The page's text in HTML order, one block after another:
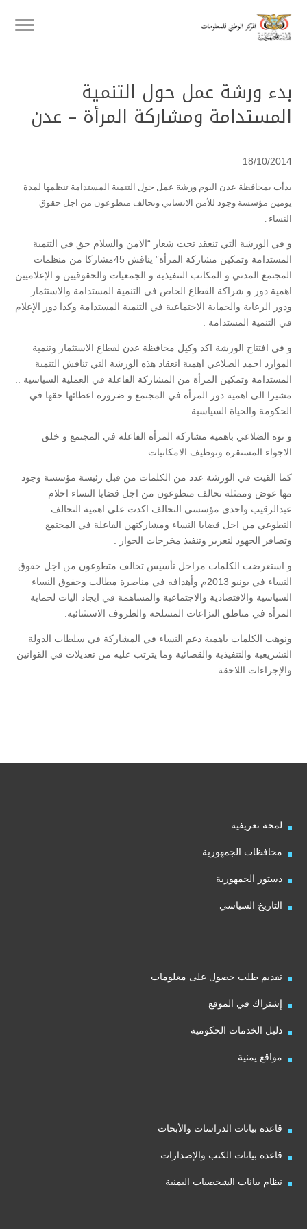
بدء ورشة عمل حول التنمية
المستدامة ومشاركة المرأة – عدن
18/10/2014
بدأت بمحافظة عدن اليوم ورشة عمل حول التنمية المستدامة تنظمها لمدة
يومين مؤسسة وجود للأمن الانساني وتحالف متطوعون من اجل حقوق
النساء .
و في الورشة التي تنعقد تحت شعار “الامن والسلام حق في التنمية
المستدامة وتمكين مشاركة المرأة” يناقش 45مشاركا من منظمات
المجتمع المدني و المكاتب التنفيذية و الجمعيات والحقوقيين و الإعلاميين
اهمية دور و شراكة القطاع الخاص في التنمية المستدامة والاستثمار
ودور الرعاية والحماية الاجتماعية في التنمية المستدامة وكذا دور الإعلام
في التنمية المستدامة .
و في افتتاح الورشة اكد وكيل محافظة عدن لقطاع الاستثمار وتنمية
الموارد احمد الضلاعي اهمية انعقاد هذه الورشة التي تناقش التنمية
المستدامة وتمكين المرأة من المشاركة الفاعلة في العملية السياسية ..
مشيرا الى اهمية دور المرأة في المجتمع و ضرورة اعطائها حقها في
الحكومة والحياة السياسية .
و نوه الضلاعي باهمية مشاركة المرأة الفاعلة في المجتمع و خلق
الاجواء المستقرة وتوظيف الامكانيات .
كما القيت في الورشة عدد من الكلمات من قبل رئيسة مؤسسة وجود
مها عوض وممثلة تحالف متطوعون من اجل قضايا النساء احلام
عبدالرقيب واحدى مؤسسي التحالف اكدت على اهمية التحالف
التطوعي من اجل قضايا النساء ومشاركتهن الفاعلة في المجتمع
وتضافر الجهود لتعزيز وتنفيذ مخرجات الحوار .
و استعرضت الكلمات مراحل تأسيس تحالف متطوعون من اجل حقوق
النساء في يونيو 2013م وأهدافه في مناصرة مطالب وحقوق النساء
السياسية والاقتصادية والاجتماعية والمساهمة في ايجاد اليات لحماية
المرأة في مناطق النزاعات المسلحة والظروف الاستثنائية.
ونوهت الكلمات باهمية دعم النساء في المشاركة في سلطات الدولة
التشريعية والتنفيذية والقضائية وما يترتب عليه من تعديلات في القوانين
والإجراءات اللاحقة .
لمحة تعريفية
محافظات الجمهورية
دستور الجمهورية
التاريخ السياسي
تقديم طلب حصول على معلومات
إشتراك في الموقع
دليل الخدمات الحكومية
مواقع يمنية
قاعدة بيانات الدراسات والأبحاث
قاعدة بيانات الكتب والإصدارات
نظام بيانات الشخصيات اليمنية